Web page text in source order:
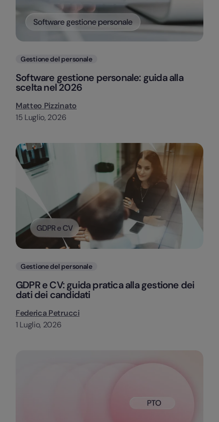
Categorie
Gestione del personale
Software gestione personale: guida alla
scelta nel 2026
Matteo Pizzinato
15 Luglio, 2026
Categorie
Gestione del personale
GDPR e CV: guida pratica alla gestione dei
dati dei candidati
Federica Petrucci
1 Luglio, 2026